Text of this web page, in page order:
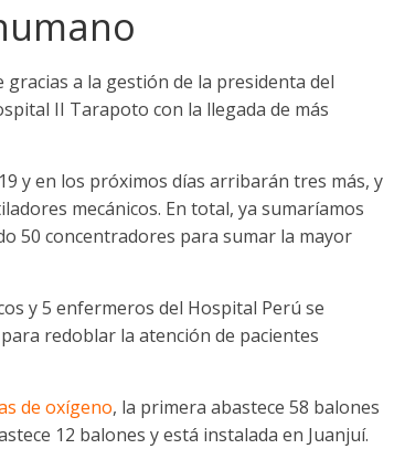
gracias a la gestión de la presidenta del
II Tarapoto con la llegada de más
y en los próximos días arribarán tres más, y
mecánicos. En total, ya sumaríamos
50 concentradores para sumar la mayor
y 5 enfermeros del Hospital Perú se
redoblar la atención de pacientes
de oxígeno, la primera abastece 58 balones
12 balones y está instalada en Juanjuí.